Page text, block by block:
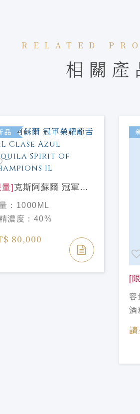
RELATED
相關產
品
] 克斯阿蘇爾 冠軍榮
舌蘭1L Clase Azul
Spirit of
1L
： 1000ML
濃度： 40%
80,000
[
容
酒